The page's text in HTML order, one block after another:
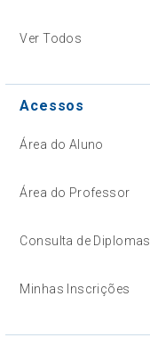
Ver Todos
Acessos
Área do Aluno
Área do Professor
Consulta de Diplomas
Minhas Inscrições